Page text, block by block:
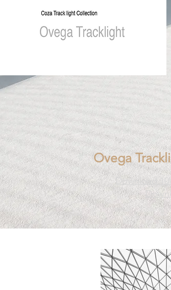
Ovega
Download